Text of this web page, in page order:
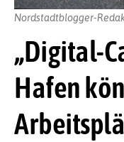
„Digital-
Hafen
Nordstadtblogger-